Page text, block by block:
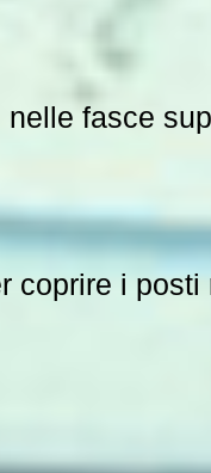
fasce
coprire i posti